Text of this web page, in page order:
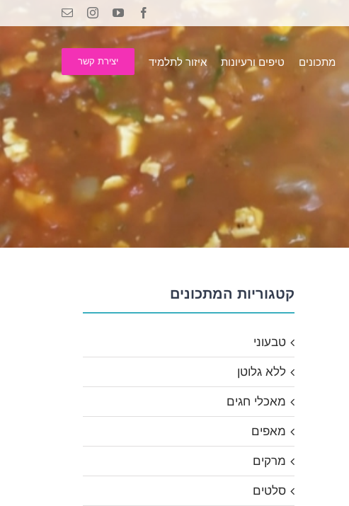
Facebook
YouTube
Instagram
Email
מתכונים טיפים ורעיונות איזור לתלמיד יצירת קשר
קטגוריות המתכונים
טבעוני
ללא גלוטן
מאכלי חגים
מאפים
מרקים
סלטים